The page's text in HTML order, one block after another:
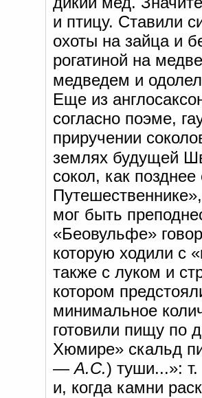
и птицу. Ставили
охоты на зайца и
рогатиной на
медведем и
Еще из
согласно поэме,
приручении
землях будущей
сокол, как
мог быть
«Беовульфе»
которую ходили с
также с луком и
котором
минимальное
готовили пищу по
Хюмире» скальд
—А.С.) туши...»:
и, когда камни